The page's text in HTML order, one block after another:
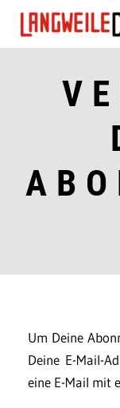
Um Deine
Deine E-Mail-
eine E-Mail mit